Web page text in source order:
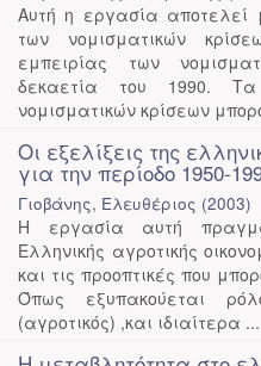
Αυτή η εργασία
των νομισματικών
εμπειρίας των
δεκαετία του 1990.
νομισματικών κρίσεων
Οι εξελίξεις της
για την περίοδο 1950-
Γιοβάνης, Ελευθέριος (2003)
Η εργασία αυτή
Ελληνικής αγροτικής
και τις προοπτικές που
Όπως εξυπακούεται
(αγροτικός) ,και ιδιαίτερα ...